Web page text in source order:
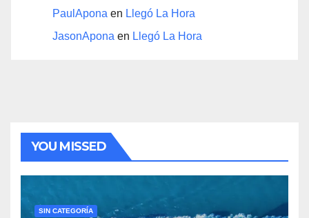
PaulApona en Llegó La Hora
JasonApona en Llegó La Hora
YOU MISSED
SIN CATEGORÍA